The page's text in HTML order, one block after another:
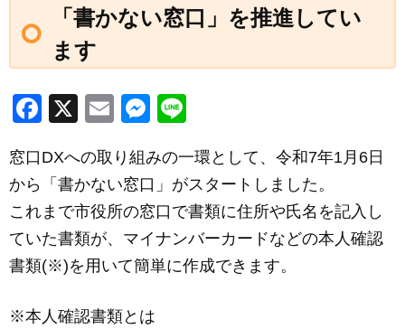
「書かない窓口」を推進してい
ます
F
c
e
b
o
o
k
X
E
ail
M
ss
e
n
g
er
e
窓口DXへの取り組みの一環として、令和7年1月6日
から「書かない窓口」がスタートしました。
これまで市役所の窓口で書類に住所や氏名を記入し
ていた書類が、マイナンバーカードなどの本人確認
書類(※)を用いて簡単に作成できます。
※本人確認書類とは